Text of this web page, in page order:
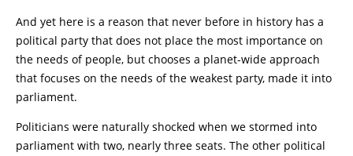
And yet here is a reason that never before in history has a
political party that does not place the most importance on
the needs of people, but chooses a planet-wide approach
that focuses on the needs of the weakest party, made it into
parliament.
Politicians were naturally shocked when we stormed into
parliament with two, nearly three seats. The other political